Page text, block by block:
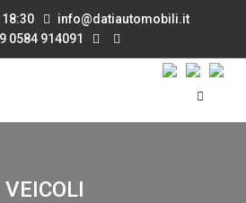
info@datiautomobili.it
0584 914091
VEICOLI